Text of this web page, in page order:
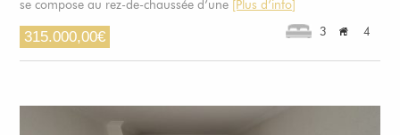
se compose au rez-de-chaussée d’une [Plus d’info]
3 4
315.000,00€